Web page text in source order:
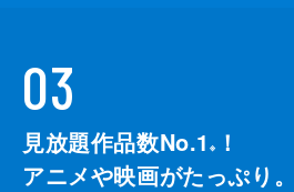
03
見放題作品数No.1 ※
！
アニメや映画がたっぷり。